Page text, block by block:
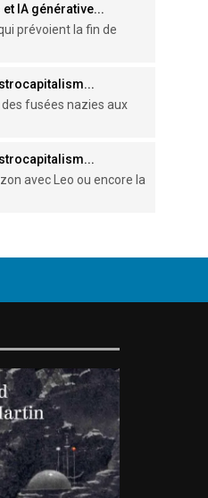
IA générative...
prévoient la fin de
des fusées nazies aux
avec Leo ou encore la